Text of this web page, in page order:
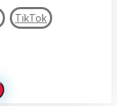
TikTok